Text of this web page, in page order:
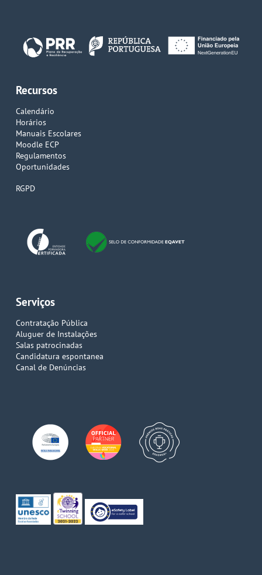
Recursos
Calendário
Horários
Manuais Escolares
Moodle ECP
Regulamentos
Oportunidades
RGPD
Serviços
Contratação Pública
Aluguer de Instalações
Salas patrocinadas
Candidatura espontanea
Canal de Denúncias